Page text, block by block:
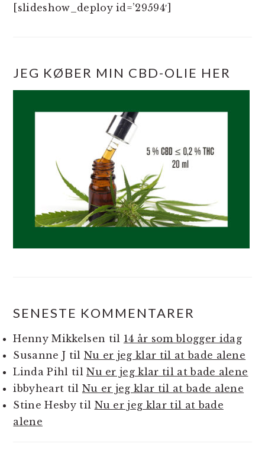
[slideshow_deploy id=’29594′]
JEG KØBER MIN CBD-OLIE HER
SENESTE KOMMENTARER
Henny Mikkelsen til 14 år som blogger idag
Susanne J til Nu er jeg klar til at bade alene
Linda Pihl tilNu er jeg klar til at bade alene
ibbyheart til Nu er jeg klar til at bade alene
Stine Hesbytil Nu er jeg klar til at bade
alene